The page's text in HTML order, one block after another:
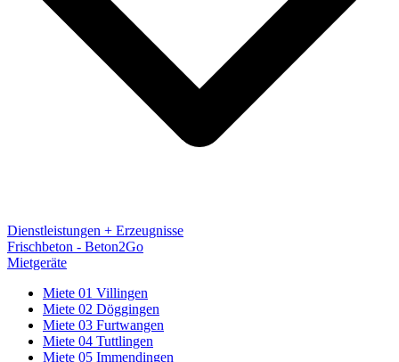
Dienstleistungen + Erzeugnisse
Frischbeton - Beton2Go
Mietgeräte
Miete 01 Villingen
Miete 02 Döggingen
Miete 03 Furtwangen
Miete 04 Tuttlingen
Miete 05 Immendingen